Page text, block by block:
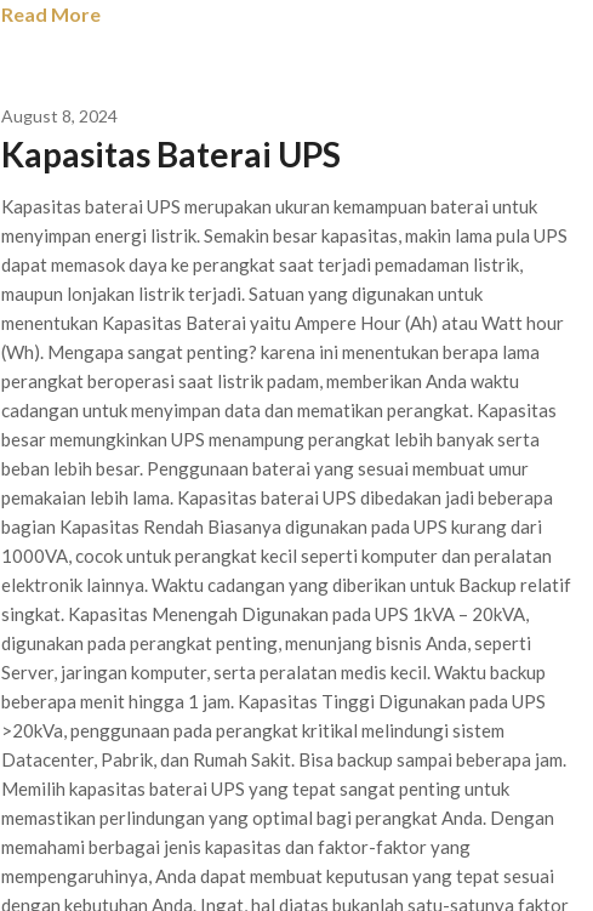
Read More
August 8, 2024
Kapasitas Baterai UPS
Kapasitas baterai UPS merupakan ukuran kemampuan baterai untuk
menyimpan energi listrik. Semakin besar kapasitas, makin lama pula UPS
dapat memasok daya ke perangkat saat terjadi pemadaman listrik,
maupun lonjakan listrik terjadi. Satuan yang digunakan untuk
menentukan Kapasitas Baterai yaitu Ampere Hour (Ah) atau Watt hour
(Wh). Mengapa sangat penting? karena ini menentukan berapa lama
perangkat beroperasi saat listrik padam, memberikan Anda waktu
cadangan untuk menyimpan data dan mematikan perangkat. Kapasitas
besar memungkinkan UPS menampung perangkat lebih banyak serta
beban lebih besar. Penggunaan baterai yang sesuai membuat umur
pemakaian lebih lama. Kapasitas baterai UPS dibedakan jadi beberapa
bagian Kapasitas Rendah Biasanya digunakan pada UPS kurang dari
1000VA, cocok untuk perangkat kecil seperti komputer dan peralatan
elektronik lainnya. Waktu cadangan yang diberikan untuk Backup relatif
singkat. Kapasitas Menengah Digunakan pada UPS 1kVA – 20kVA,
digunakan pada perangkat penting, menunjang bisnis Anda, seperti
Server, jaringan komputer, serta peralatan medis kecil. Waktu backup
beberapa menit hingga 1 jam. Kapasitas Tinggi Digunakan pada UPS
>20kVa, penggunaan pada perangkat kritikal melindungi sistem
Datacenter, Pabrik, dan Rumah Sakit. Bisa backup sampai beberapa jam.
Memilih kapasitas baterai UPS yang tepat sangat penting untuk
memastikan perlindungan yang optimal bagi perangkat Anda. Dengan
memahami berbagai jenis kapasitas dan faktor-faktor yang
mempengaruhinya, Anda dapat membuat keputusan yang tepat sesuai
dengan kebutuhan Anda. Ingat, hal diatas bukanlah satu-satunya faktor